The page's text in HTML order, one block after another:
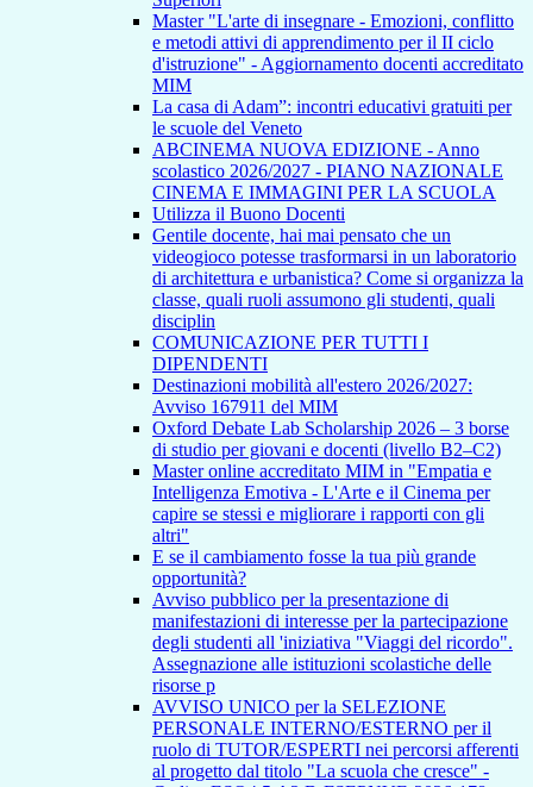
Master "L'arte di insegnare - Emozioni, conflitto
e metodi attivi di apprendimento per il II ciclo
d'istruzione" - Aggiornamento docenti accreditato
MIM
La casa di Adam”: incontri educativi gratuiti per
le scuole del Veneto
ABCINEMA NUOVA EDIZIONE - Anno
scolastico 2026/2027 - PIANO NAZIONALE
CINEMA E IMMAGINI PER LA SCUOLA
Utilizza il Buono Docenti
Gentile docente, hai mai pensato che un
videogioco potesse trasformarsi in un laboratorio
di architettura e urbanistica? Come si organizza la
classe, quali ruoli assumono gli studenti, quali
disciplin
COMUNICAZIONE PER TUTTI I
DIPENDENTI
Destinazioni mobilità all'estero 2026/2027:
Avviso 167911 del MIM
Oxford Debate Lab Scholarship 2026 – 3 borse
di studio per giovani e docenti (livello B2–C2)
Master online accreditato MIM in "Empatia e
Intelligenza Emotiva - L'Arte e il Cinema per
capire se stessi e migliorare i rapporti con gli
altri"
E se il cambiamento fosse la tua più grande
opportunità?
Avviso pubblico per la presentazione di
manifestazioni di interesse per la partecipazione
degli studenti all 'iniziativa "Viaggi del ricordo".
Assegnazione alle istituzioni scolastiche delle
risorse p
AVVISO UNICO per la SELEZIONE
PERSONALE INTERNO/ESTERNO per il
ruolo di TUTOR/ESPERTI nei percorsi afferenti
al progetto dal titolo "La scuola che cresce" -